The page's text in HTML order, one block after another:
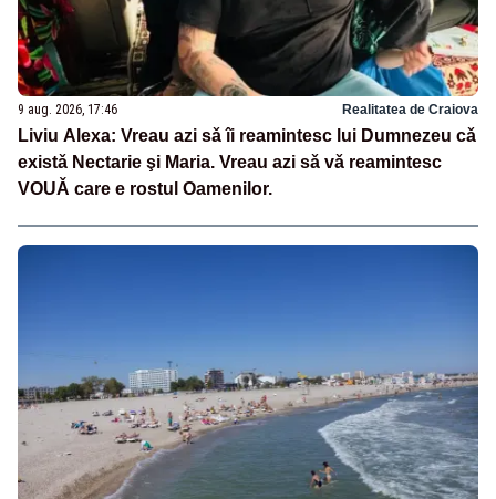
9 aug. 2026, 17:46 Realitatea de Craiova
Liviu Alexa: Vreau azi sǎ îi reamintesc lui Dumnezeu cǎ
existǎ Nectarie şi Maria. Vreau azi sǎ vǎ reamintesc
VOUǍ care e rostul Oamenilor.